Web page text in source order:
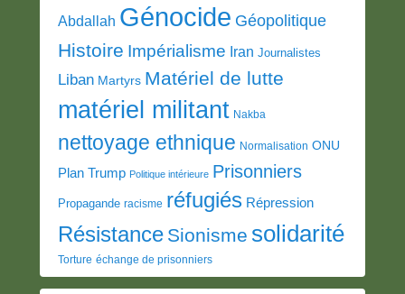
Abdallah Génocide Géopolitique
Histoire Impérialisme Iran Journalistes
Liban Martyrs Matériel de lutte
matériel militant Nakba
nettoyage ethnique Normalisation ONU
Plan Trump Politique intérieure Prisonniers
Propagande racisme réfugiés Répression
Résistance Sionisme solidarité
Torture échange de prisonniers